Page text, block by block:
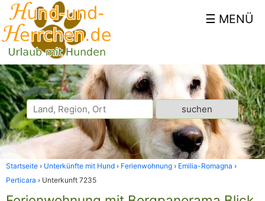
Startseite Unterkünfte mit Hund Ferienwohnung
Emilia-Romagna
Perticara
Unterkunft 7235